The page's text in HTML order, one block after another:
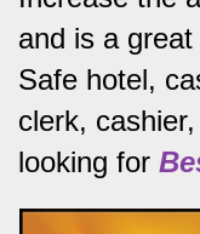
and is a
Safe hotel,
clerk,
looking for